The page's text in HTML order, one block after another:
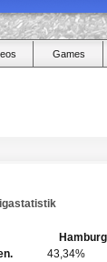
Games
43,34%